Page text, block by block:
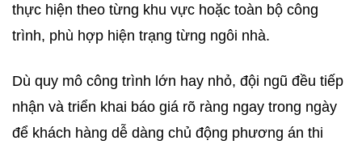
thực hiện theo từng khu vực hoặc toàn bộ công
trình, phù hợp hiện trạng từng ngôi nhà.
Dù quy mô công trình lớn hay nhỏ, đội ngũ đều tiếp
nhận và triển khai báo giá rõ ràng ngay trong ngày
để khách hàng dễ dàng chủ động phương án thi